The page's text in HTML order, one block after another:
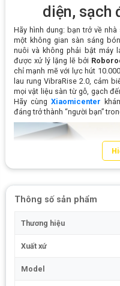
diện, sạch
Hãy hình dung: bạn trở về
một không gian sàn sáng
nuôi và không phải bật máy
được xử lý lặng lẽ bởi
chỉ mạnh mẽ với lực hút
lau rung VibraRise 2.0, cảm
mọi vật liệu sàn từ gỗ, gạch
Hãy cùng Xiaomicenter
đáng trở thành “người bạn”
Thông số sản phẩm
Thương hiệu
Xuất xứ
Model